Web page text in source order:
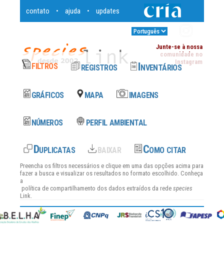
contato • ajuda • updates
Junte-se à nossa
comunidade no
Instagram
Preencha os filtros necessários e clique em uma das opções acima para
fazer a busca e visualizar os resultados no formato escolhido. Conheça
a
política de compartilhamento dos dados extraídos da rede species
Link.